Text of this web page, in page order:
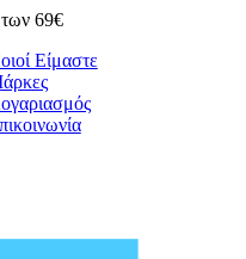
των 69€
Είμαστε